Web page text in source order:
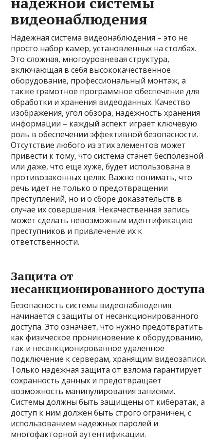
видеонаблюдения
Надежная система видеонаблюдения – это не
просто набор камер, установленных на столбах.
Это сложная, многоуровневая структура,
включающая в себя высококачественное
оборудование, профессиональный монтаж, а
также грамотное программное обеспечение для
обработки и хранения видеоданных. Качество
изображения, угол обзора, надежность хранения
информации – каждый аспект играет ключевую
роль в обеспечении эффективной безопасности.
Отсутствие любого из этих элементов может
привести к тому, что система станет бесполезной
или даже, что еще хуже, будет использована в
противозаконных целях. Важно понимать, что
речь идет не только о предотвращении
преступлений, но и о сборе доказательств в
случае их совершения. Некачественная запись
может сделать невозможным идентификацию
преступников и привлечение их к
ответственности.
Защита от
несанкционированного доступа
Безопасность системы видеонаблюдения
начинается с защиты от несанкционированного
доступа. Это означает, что нужно предотвратить
как физическое проникновение к оборудованию,
так и несанкционированное удаленное
подключение к серверам, хранящим видеозаписи.
Только надежная защита от взлома гарантирует
сохранность данных и предотвращает
возможность манипулирования записями.
Системы должны быть защищены от кибератак, а
доступ к ним должен быть строго ограничен, с
использованием надежных паролей и
многофакторной аутентификации.